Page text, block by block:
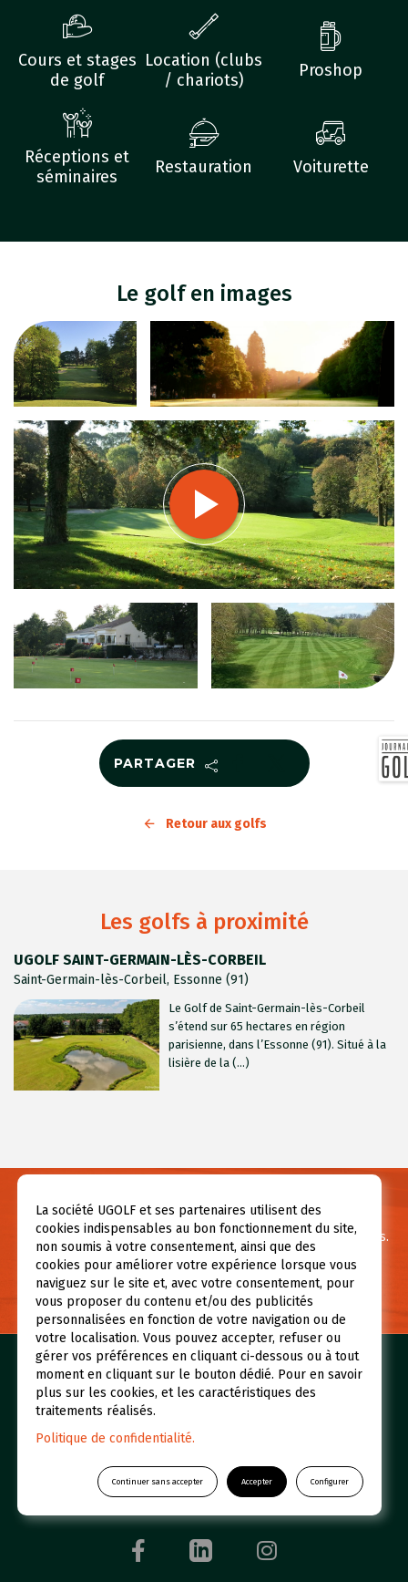
Cours et stages
de golf
Location (clubs
/ chariots)
Proshop
Réceptions et
séminaires
Restauration Voiturette
Le golf en images
PARTAGER
Retour aux golfs
Les golfs à proximité
UGOLF SAINT-GERMAIN-LÈS-CORBEIL
Saint-Germain-lès-Corbeil, Essonne (91)
Le Golf de Saint-Germain-lès-Corbeil
s’étend sur 65 hectares en région
parisienne, dans l’Essonne (91). Situé à la
lisière de la (...)
Besoin d’informations ?
Pour toute question ou demande d’information contactez-nous.
NOUS CONTACTER
Nos golfs
Réserver un green fee
Espace abonné
Initiations
Qui sommes-nous ?
Restaurants et Hôtels
Actualités
Foire aux questions
La société UGOLF et ses partenaires utilisent des
cookies indispensables au bon fonctionnement du site,
non soumis à votre consentement, ainsi que des
cookies pour améliorer votre expérience lorsque vous
naviguez sur le site et, avec votre consentement, pour
vous proposer du contenu et/ou des publicités
personnalisées en fonction de votre navigation ou de
votre localisation. Vous pouvez accepter, refuser ou
gérer vos préférences en cliquant ci-dessous ou à tout
moment en cliquant sur le bouton dédié. Pour en savoir
plus sur les cookies, et les caractéristiques des
traitements réalisés.
Politique de confidentialité.
Continuer sans accepter Accepter Configurer